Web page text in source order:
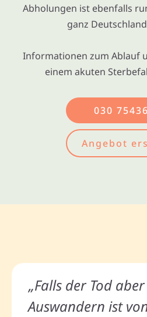
Abholungen ist ebenfalls
ganz
Informationen zum Ablauf
einem akuten
030
Angebot
„Falls der Tod
Auswandern ist